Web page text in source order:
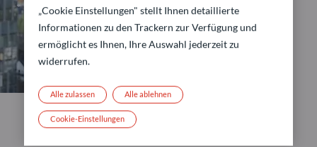
„Cookie Einstellungen" stellt Ihnen detaillierte
Informationen zu den Trackern zur Verfügung und
ermöglicht es Ihnen, Ihre Auswahl jederzeit zu
widerrufen.
Alle ablehnen
Alle zulassen
Cookie-Einstellungen